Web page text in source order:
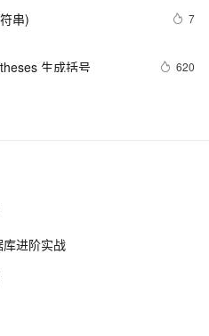
串) 7
生成括号 620
数组 Minimum Size
Queues 用队列来
进阶实战